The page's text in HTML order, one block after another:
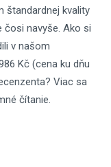
štandardnej kvality
navyše. Ako si
v našom
Kč (cena ku dňu
Viac sa
čítanie.